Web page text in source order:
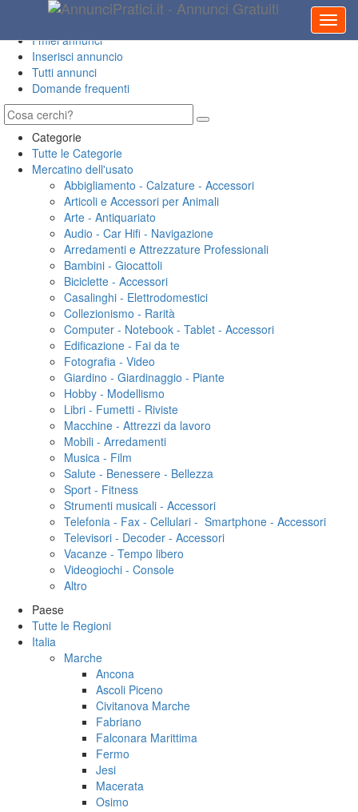
Home
I miei annunci
Inserisci annuncio
Tutti annunci
Domande frequenti
Categorie
Tutte le Categorie
Mercatino dell'usato
Abbigliamento - Calzature - Accessori
Articoli e Accessori per Animali
Arte - Antiquariato
Audio - Car Hifi - Navigazione
Arredamenti e Attrezzature Professionali
Bambini - Giocattoli
Biciclette - Accessori
Casalinghi - Elettrodomestici
Collezionismo - Rarità
Computer - Notebook - Tablet - Accessori
Edificazione - Fai da te
Fotografia - Video
Giardino - Giardinaggio - Piante
Hobby - Modellismo
Libri - Fumetti - Riviste
Macchine - Attrezzi da lavoro
Mobili - Arredamenti
Musica - Film
Salute - Benessere - Bellezza
Sport - Fitness
Strumenti musicali - Accessori
Telefonia - Fax - Cellulari - Smartphone - Accessori
Televisori - Decoder - Accessori
Vacanze - Tempo libero
Videogiochi - Console
Altro
Paese
Tutte le Regioni
Italia
Marche
Ancona
Ascoli Piceno
Civitanova Marche
Fabriano
Falconara Marittima
Fermo
Jesi
Macerata
Osimo